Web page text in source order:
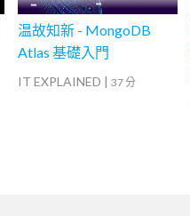
温故知新 - MongoDB
Atlas 基礎入門
IT EXPLAINED | 37 分